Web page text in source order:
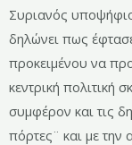
Συριανός
δηλώνει πως
προκειμένου να
κεντρική πολιτική
συμφέρον και τις
πόρτες¨ και με την